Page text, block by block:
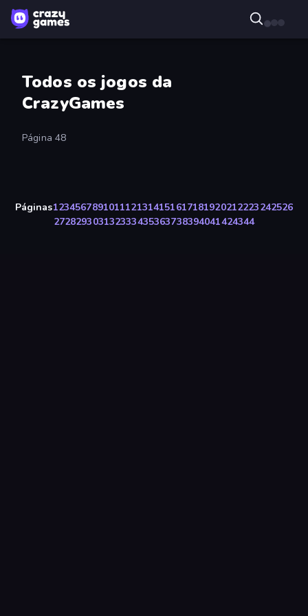
Todos os jogos da
CrazyGames
Página 48
Páginas1234567891011121314151617181920212223242526
272829303132333435363738394041424344